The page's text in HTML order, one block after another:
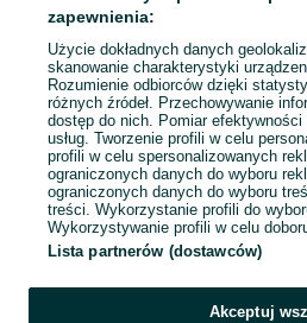
Mapa ministron
Popularne wyszukiwania
zapewnienia:
Użycie dokładnych danych
skanowanie charakterystyki
Rozumienie odbiorców dzięki
różnych źródeł. Przechowywanie
dostęp do nich. Pomiar
usług. Tworzenie profili w celu
profili w celu spersonalizowanych
ograniczonych danych do wyboru
ograniczonych danych do wyboru
treści. Wykorzystanie profili do
Wykorzystywanie profili w celu
Lista partnerów (dostawców)
Akceptuj